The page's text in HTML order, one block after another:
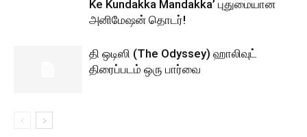
Ke Kundakka Mandakka’ புதுமையான
அனிமேஷன் தொடர்!
தி ஒடிஸி (The Odyssey) ஹாலிவுட்
திரைப்படம் ஒரு பார்வை